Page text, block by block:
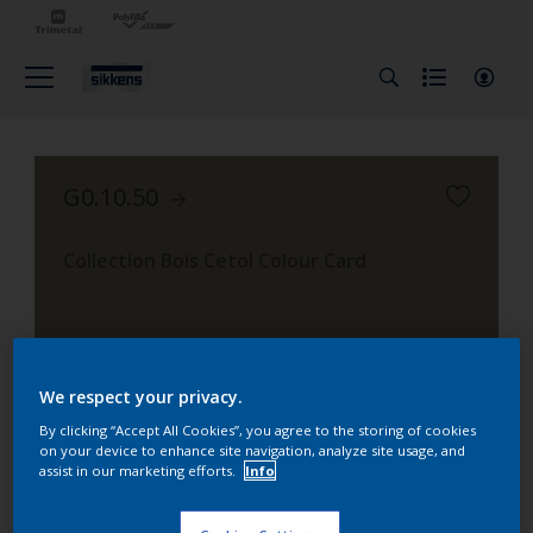
We respect your privacy.
By clicking “Accept All Cookies”, you agree to the storing of cookies
on your device to enhance site navigation, analyze site usage, and
assist in our marketing efforts.
Info